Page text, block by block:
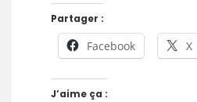
Partager :
Facebook X
J’aime ça :